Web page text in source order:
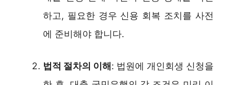
하고, 필요한 경우 신용 회복 조치를 사전
에 준비해야 합니다.
법적 절차의 이해: 법원에 개인회생 신청을